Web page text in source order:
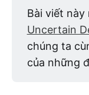
Bài viết này
Uncertain
chúng ta
của những